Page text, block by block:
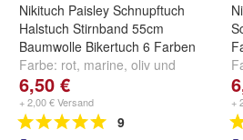
Nikituch Paisley Schnupftuch
Halstuch Stirnband 55cm
Baumwolle Bikertuch 6 Farben
Farbe: rot, marine, oliv und
weitere ...
6,50 €
+ 2,00 € Versand
9
+